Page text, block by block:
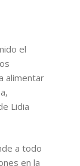
el
alimentar
Lidia
a todo
en la